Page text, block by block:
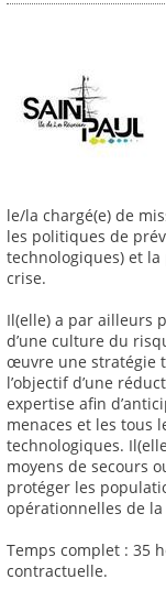
le/la chargé(e) de
les politiques de
technologiques) et
crise.
Il(elle) a par ailleurs
d’une culture du
œuvre une stratégie
l’objectif d’une
expertise afin
menaces et les tous
technologiques.
moyens de secours
protéger les
opérationnelles de la
Temps complet : 35
contractuelle.